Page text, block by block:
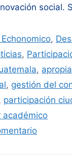
social.
,
,
,
, gestión del
participación
académico